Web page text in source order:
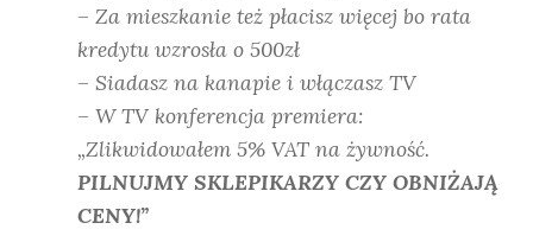
– Za mieszkanie też płacisz więcej bo rata
kredytu wzrosła o 500zł
– Siadasz na kanapie i włączasz TV
– W TV konferencja premiera:
„Zlikwidowałem 5% VAT na żywność.
PILNUJMY SKLEPIKARZY CZY OBNIŻAJĄ
CENY!”